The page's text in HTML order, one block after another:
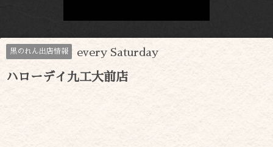
黒のれん出店情報 every Saturday
ハローデイ九工大前店